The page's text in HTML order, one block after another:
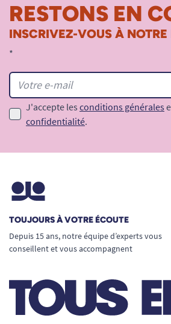
RESTONS EN
INSCRIVEZ-VOUS À NOTRE
*
J'accepte les conditions générales
confidentialité.
TOUJOURS À VOTRE ÉCOUTE
Depuis 15 ans, notre équipe d’experts vous
conseillent et vous accompagnent